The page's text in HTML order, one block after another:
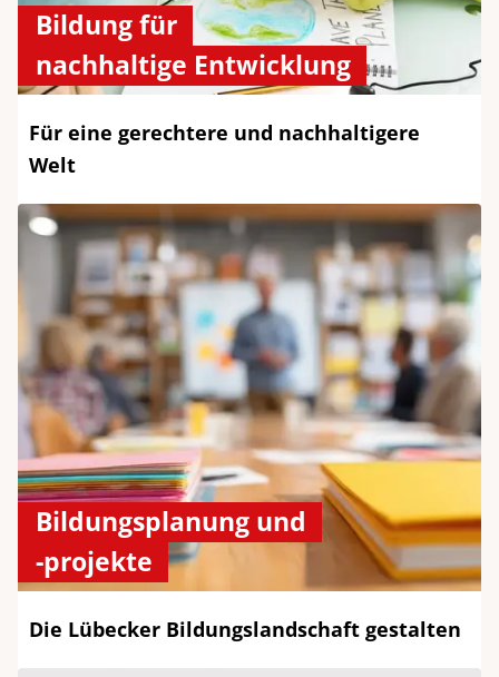
Bildung für
nachhaltige Entwicklung
Für eine gerechtere und nachhaltigere
Welt
Bildungsplanung und
-projekte
Die Lübecker Bildungslandschaft gestalten